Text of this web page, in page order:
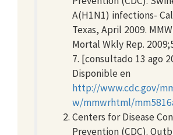
A(H1N1) infections-
Texas, April 2009.
Mortal Wkly Rep.
7. [consultado 13 ago
Disponible en
http://www.cdc.gov/
w/mmwrhtml/
Centers for Disease
Prevention (CDC).